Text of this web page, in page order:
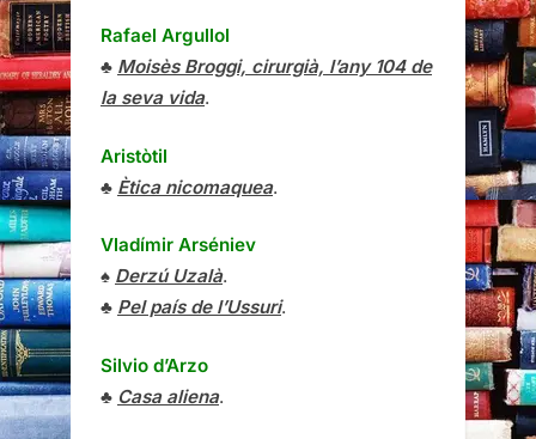
Rafael Argullol
♣ Moisès Broggi, cirurgià, l’any 104 de
la seva vida.
Aristòtil
♣ Ètica nicomaquea.
Vladímir Arséniev
♠ Derzú Uzalà.
♣ Pel país de l’Ussuri.
Silvio d’Arzo
♣ Casa aliena.